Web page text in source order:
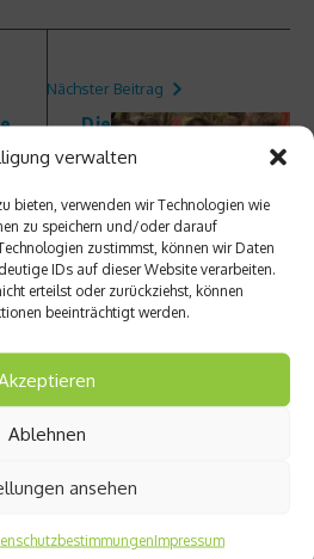
verwalten
bieten, verwenden wir Technologien wie
zu speichern und/oder darauf
zustimmst, können wir Daten
IDs auf dieser Website verarbeiten.
erteilst oder zurückziehst, können
beeinträchtigt werden.
Ablehnen
ansehen
Impressum
Nächster Beitrag
Die
Tour
des
ten
Laufs